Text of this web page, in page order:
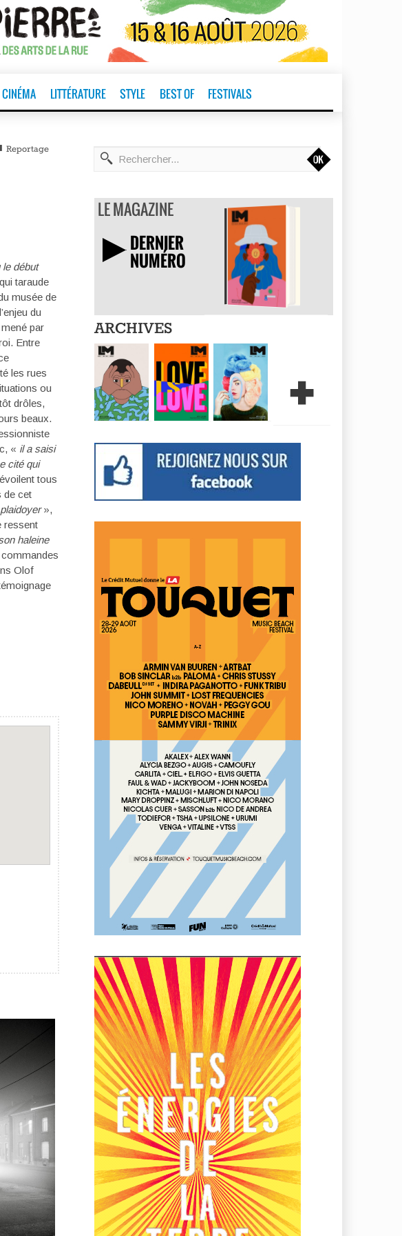
CINÉMA LITTÉRATURE STYLE BEST OF FESTIVALS
Reportage
le début
taraude
musée de
du
par
Entre
les rues
ou
drôles,
beaux.
« il a saisi
cité qui
tous
de cet
»,
ressent
haleine
Olof
t
LE MAGAZINE
DERNIER
NUMÉRO TÉLÉCHARGER
ARCHIVES +